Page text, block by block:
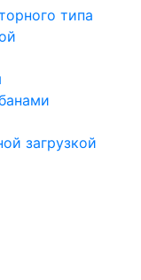
типа
загрузкой